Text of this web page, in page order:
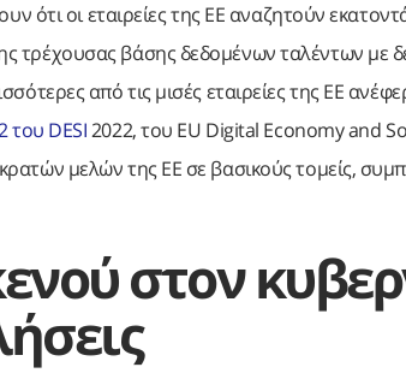
οι εταιρείες της ΕΕ αναζητούν
βάσης δεδομένων ταλέντων με
από τις μισές εταιρείες της ΕΕ
του DESI2022, του EU Digital Economy and
μελών της ΕΕ σε βασικούς τομείς,
στον